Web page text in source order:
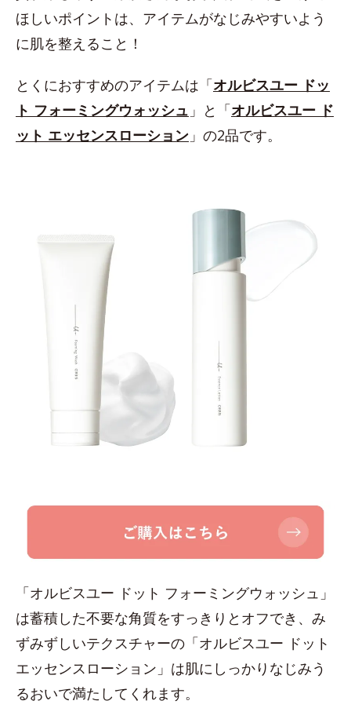
ほしいポイントは、アイテムがなじみやすいよう
に肌を整えること！
とくにおすすめのアイテムは「オルビスユー ドッ
ト フォーミングウォッシュ 」と「オルビスユー ド
ット エッセンスローション 」の2品です。
「オルビスユー ドット フォーミングウォッシュ」
は蓄積した不要な角質をすっきりとオフでき、み
ずみずしいテクスチャーの「オルビスユー ドット
エッセンスローション」は肌にしっかりなじみう
るおいで満たしてくれます。